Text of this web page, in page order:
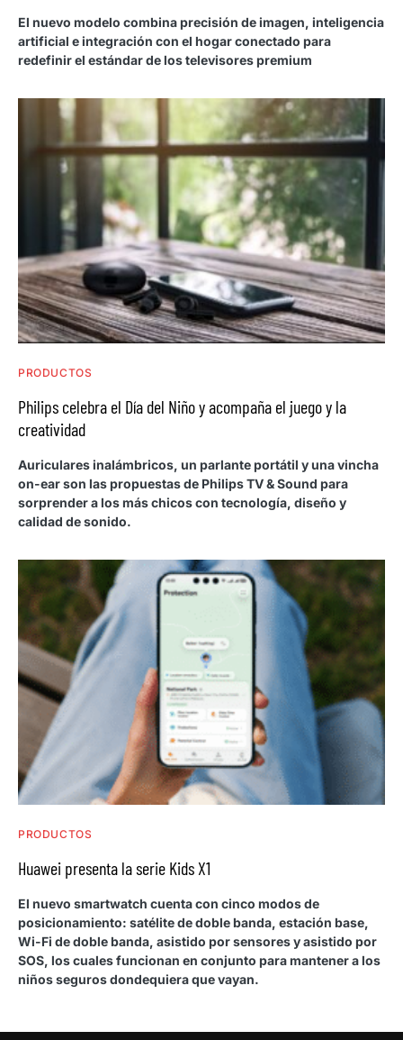
El nuevo modelo combina precisión de imagen, inteligencia
artificial e integración con el hogar conectado para
redefinir el estándar de los televisores premium
PRODUCTOS
Philips celebra el Día del Niño y acompaña el juego y la
creatividad
Auriculares inalámbricos, un parlante portátil y una vincha
on-ear son las propuestas de Philips TV & Sound para
sorprender a los más chicos con tecnología, diseño y
calidad de sonido.
PRODUCTOS
Huawei presenta la serie Kids X1
El nuevo smartwatch cuenta con cinco modos de
posicionamiento: satélite de doble banda, estación base,
Wi-Fi de doble banda, asistido por sensores y asistido por
SOS, los cuales funcionan en conjunto para mantener a los
niños seguros dondequiera que vayan.